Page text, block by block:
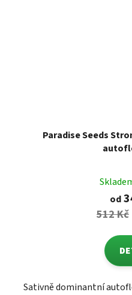
Paradise Seeds
od
512 Kč
Sativně dominantní